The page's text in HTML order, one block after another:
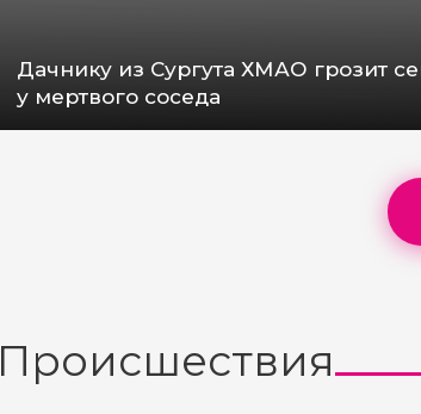
Дачнику из Сургута ХМАО грозит
у мертвого соседа
Происшествия